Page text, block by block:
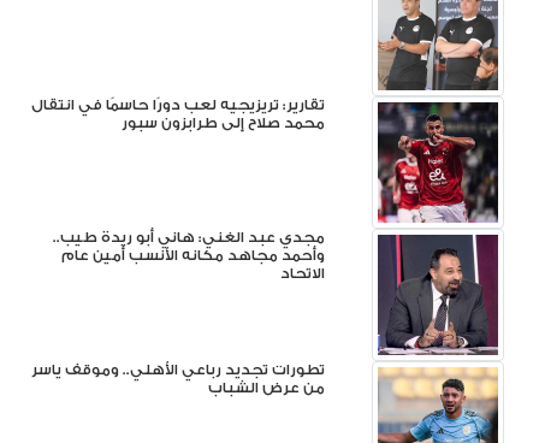
تقارير: تريزيجيه لعب دورًا حاسمًا في انتقال
محمد صلاح إلى طرابزون سبور
مجدي عبد الغني: هاني أبو ريدة طيب..
وأحمد مجاهد مكانه الأنسب أمين عام
الاتحاد
تطورات تجديد رباعي الأهلي.. وموقف ياسر
من عرض الشباب